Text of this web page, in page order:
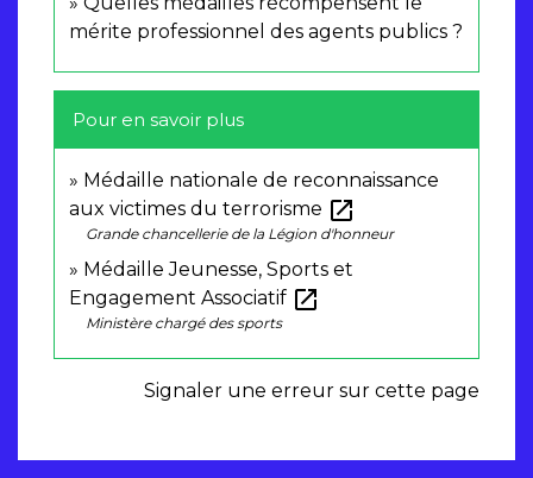
mérite professionnel des agents publics ?
Pour en savoir plus
Médaille nationale de reconnaissance
aux victimes du terrorisme open_in_new
Grande chancellerie de la Légion d'honneur
Médaille Jeunesse, Sports et
Engagement Associatif open_in_new
Ministère chargé des sports
Signaler une erreur sur cette page